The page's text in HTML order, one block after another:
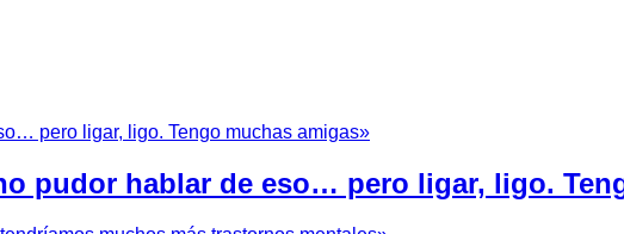
pudor hablar de eso… pero ligar, ligo.